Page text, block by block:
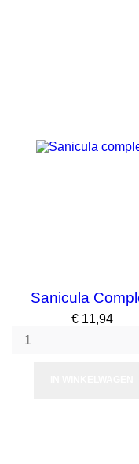
Sanicula
Prijs
€ 11,94